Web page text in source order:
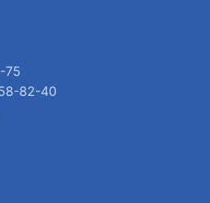
75
82-40